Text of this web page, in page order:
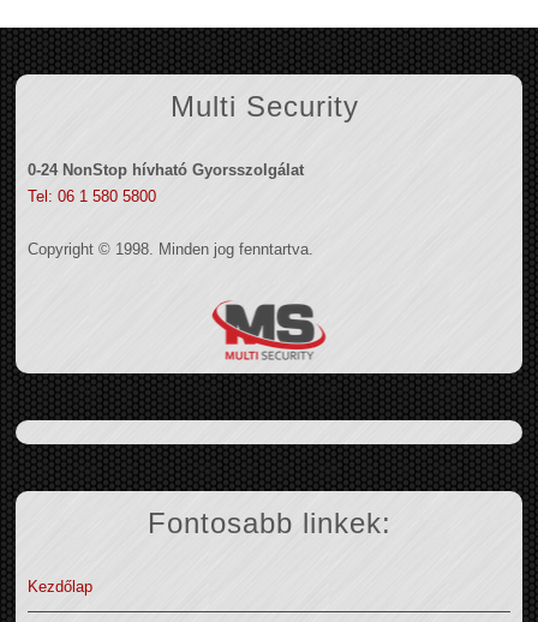
Multi Security
0-24 NonStop hívható Gyorsszolgálat
Tel: 06 1 580 5800
Copyright © 1998. Minden jog fenntartva.
Fontosabb linkek:
Kezdőlap